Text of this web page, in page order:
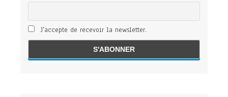
J'accepte de recevoir la newsletter.